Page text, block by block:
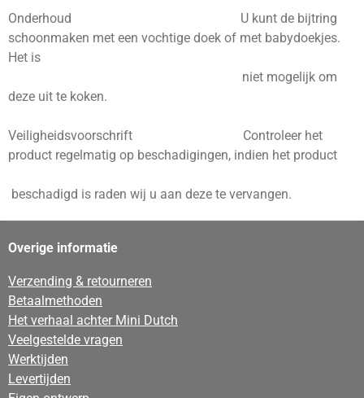
Onderhoud U kunt de bijtring
schoonmaken met een vochtige doek of met babydoekjes.
Het is
niet mogelijk om
deze uit te koken.
Veiligheidsvoorschrift Controleer het
product regelmatig op beschadigingen, indien het product
beschadigd is raden wij u aan deze te vervangen.
Overige informatie
Verzending & retourneren
Betaalmethoden
Het verhaal achter Mini Dutch
Veelgestelde vragen
Werktijden
Levertijden